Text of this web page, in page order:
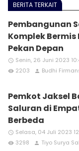
BERITA TERKAIT
Pembangunan
Komplek
Pekan Depan
access_time Senin, 26 Juni 2023
remove_red_eye 2203 person Budhi
Pemkot Jaksel
Saluran di
Berbeda
access_time Selasa, 04 Juli 2023
remove_red_eye 3298 person Tiyo Surya